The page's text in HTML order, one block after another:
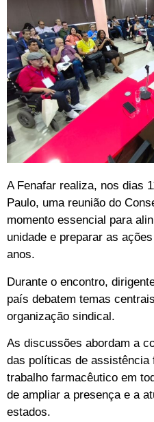
A Fenafar realiza, nos dias
Paulo, uma reunião do
momento essencial para
unidade e preparar as
anos.
Durante o encontro,
país debatem temas
organização sindical.
As discussões abordam a
das políticas de assistência
trabalho farmacêutico em
de ampliar a presença e a
estados.